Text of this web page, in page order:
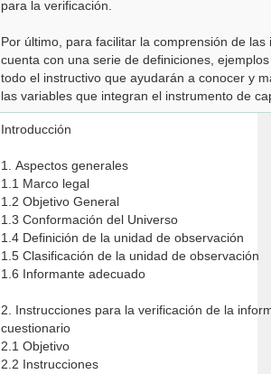
para la verificación.
Por último, para facilitar la comprensión de las
cuenta con una serie de definiciones,
todo el instructivo que ayudarán a conocer y
las variables que integran el instrumento de
Introducción
1. Aspectos generales
1.1 Marco legal
1.2 Objetivo General
1.3 Conformación del Universo
1.4 Definición de la unidad de observación
1.5 Clasificación de la unidad de observación
1.6 Informante adecuado
2. Instrucciones para la verificación de la
cuestionario
2.1 Objetivo
2.2 Instrucciones